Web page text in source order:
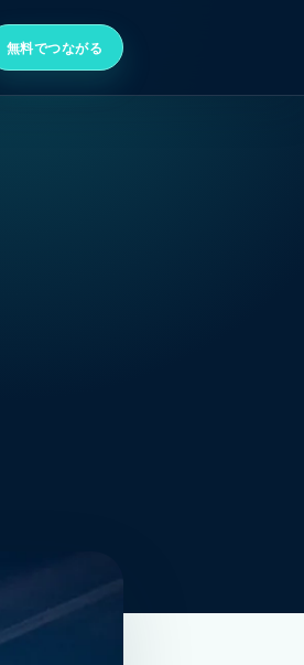
無料でつながる